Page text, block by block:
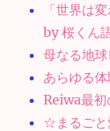
「世界は
by 桜くん
母なる地
あらゆる
Reiwa最初
☆まるご